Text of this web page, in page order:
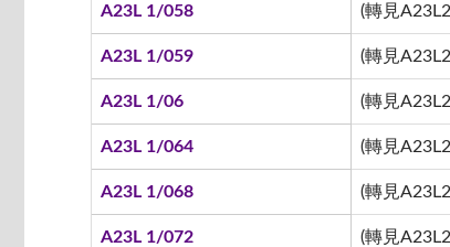
A23L 1/058 (轉見
A23L 1/059 (轉見
A23L 1/06 (轉見
A23L 1/064 (轉見
A23L 1/068 (轉見
A23L 1/072 (轉見